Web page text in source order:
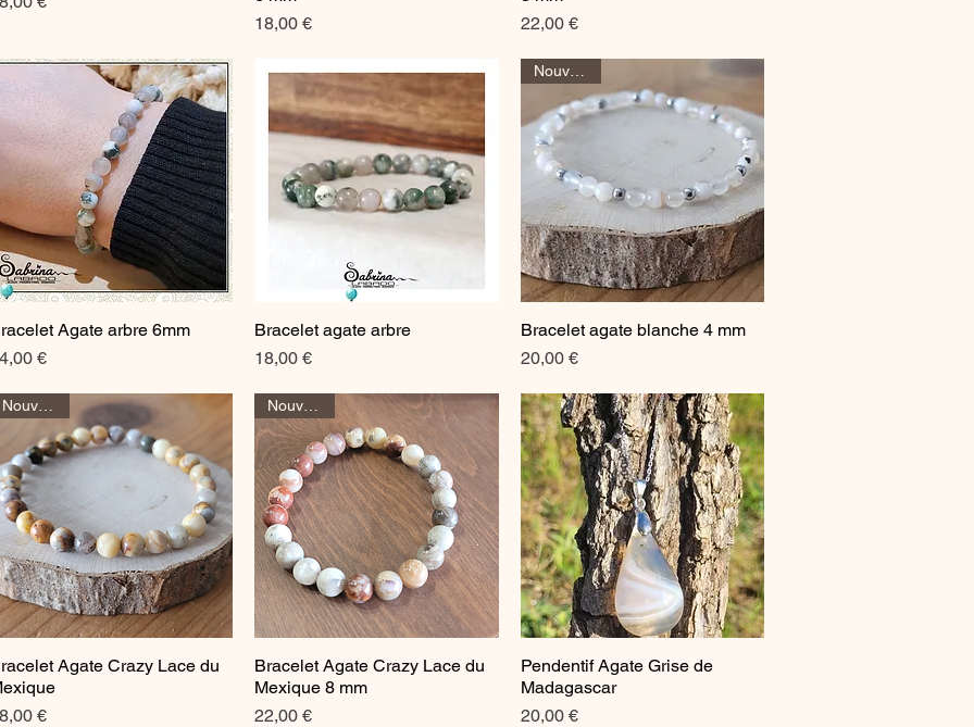
Prix
18,00 €
Prix
22,00 €
Aperçu rapide
Agate arbre 6mm
€
Aperçu rapide
Bracelet agate arbre
Prix
18,00 €
Aperçu rapide
Nouveauté
Bracelet agate blanche 4 mm
Prix
20,00 €
Aperçu rapide
Nouveauté
Agate Crazy Lace du
€
Aperçu rapide
Bracelet Agate Crazy Lace du
Mexique 8 mm
Prix
22,00 €
Aperçu rapide
Pendentif Agate Grise de
Madagascar
Prix
20,00 €